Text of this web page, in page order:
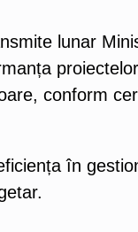
lunar
conform
în